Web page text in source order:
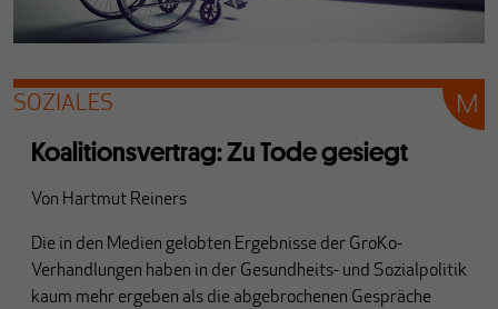
SOZIALES
Koalitionsvertrag: Zu Tode gesiegt
Von Hartmut Reiners
Die in den Medien gelobten Ergebnisse der GroKo-
Verhandlungen haben in der Gesundheits- und Sozialpolitik
kaum mehr ergeben als die abgebrochenen Gespräche